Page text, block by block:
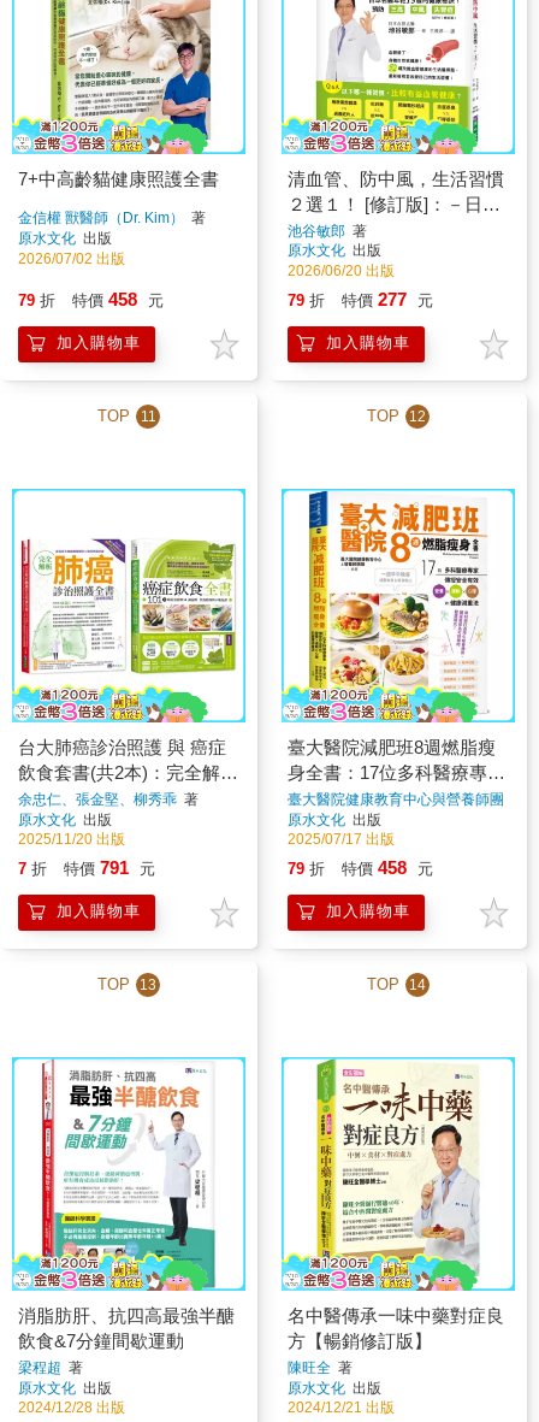
7+中高齡貓健康照護全書
金信權 獸醫師（Dr. Kim）
著
原水文化 出版
2026/07/02 出版
79 折 特價 458 元
加入購物車
清血管、防中風，生活習慣
２選１！ [修訂版]：－日本
名醫教您預防三高、中風、
失智症的健康祕訣！
池谷敏郎 著
原水文化 出版
2026/06/20 出版
79 折 特價 277 元
加入購物車
TOP 11
台大肺癌診治照護 與 癌症
飲食套書(共2本)：完全解析
肺癌診治照護全書+癌症飲
食全書
余忠仁、張金堅、柳秀乖 著
原水文化 出版
2025/11/20 出版
7 折 特價 791 元
加入購物車
TOP 12
臺大醫院減肥班8週燃脂瘦
身全書：17位多科醫療專家
傳授安全有效營養×運動×心
理的健康減重法
臺大醫院健康教育中心與營養師團
隊著
原水文化 出版
2025/07/17 出版
79 折 特價 458 元
加入購物車
TOP 13
消脂肪肝、抗四高最強半醣
飲食&7分鐘間歇運動
梁程超 著
原水文化 出版
2024/12/28 出版
TOP 14
名中醫傳承一味中藥對症良
方【暢銷修訂版】
陳旺全 著
原水文化 出版
2024/12/21 出版